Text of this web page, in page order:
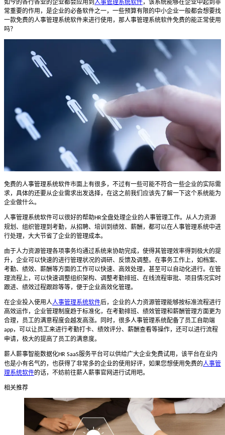
如今的各行各业的企业都会应用到 人事管理系统软件，该系统能够在企业中起到非
常重要的作用，是企业的必备软件之一，一些预算有限的中小企业一般都会想要找
一款免费的人事管理系统软件来进行使用，那人事管理系统软件免费的能正常使用
吗？
免费的人事管理系统软件市面上有很多，不过有一些可能不符合一些企业的实际需
求，具体的还要从企业需求出发选择，在这之前我们应该先了解一下这个系统能为
企业做什么。
人事管理系统软件可以很好的帮助HR全盘处理企业的人事管理工作。从人力资源
规划、组织管理到考勤，从招聘、培训到绩效、薪酬，都可以在人事管理系统中进
行处理，大大节省了企业的管理成本。
由于人力资源管理各项事务均通过系统来协助完成，使得其管理效率得到极大的提
升，企业可以快速的进行管理状况的调研、反馈及调整。在事务工作上，如档案、
考勤、绩效、薪酬等方面的工作可以快速、高效处理，甚至可以自动化进行。在管
理流程上，可以快速调整组织架构、调整考勤排班、在线流程审批、项目情况实时
跟进、绩效过程跟踪等等，便于企业高效化管理。
在企业投入使用人人事管理系统软件后，企业的人力资源管理能够按标准流程进行
高效运作，企业管理制度趋于标准化，在考勤排班、绩效管理和薪酬管理方面更为
合理，员工的满意程度会越发高涨。同时，很多人事管理系统配备了员工自助端
app，可以让员工来进行考勤打卡、绩效评分、薪酬查看等操作，还可以进行流程
申请，极大的提高了员工的满意度。
薪人薪事智能数据化HR SaaS服务平台可以供给广大企业免费试用，该平台在业内
也是小有名气的，也获得了非常多的企业的使用好评，如果您想使用免费的人事管
理系统软件的话，不妨前往薪人薪事官网进行试用吧。
相关推荐